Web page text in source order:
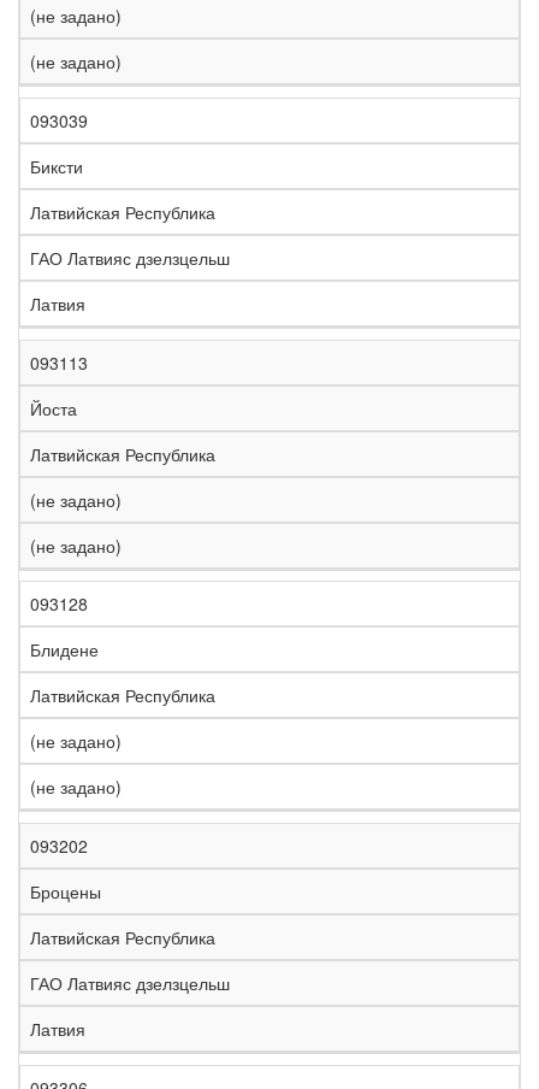
(не задано)
(не задано)
093039
Биксти
Латвийская Республика
ГАО Латвияс дзелзцельш
Латвия
093113
Йоста
Латвийская Республика
(не задано)
(не задано)
093128
Блидене
Латвийская Республика
(не задано)
(не задано)
093202
Броцены
Латвийская Республика
ГАО Латвияс дзелзцельш
Латвия